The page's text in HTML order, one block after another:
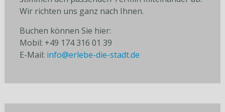
Wir richten uns ganz nach Ihnen.
Buchen können Sie hier:
Mobil: +49 174 316 01 39
E-Mail: info@erlebe-die-stadt.de